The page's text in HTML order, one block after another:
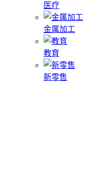
医疗
金属加工
教育
新零售